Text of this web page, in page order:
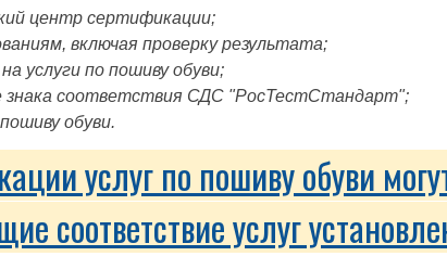
центр сертификации;
включая проверку результата;
услуги по пошиву обуви;
знака соответствия СДС "РосТестСтандарт";
обуви.
услуг по пошиву обуви
соответствие услуг